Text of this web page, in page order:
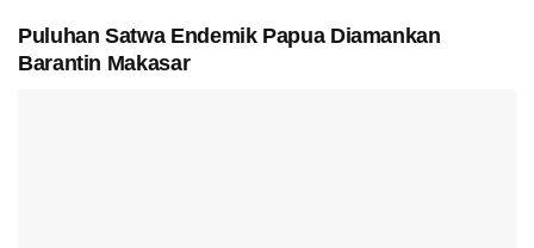
Puluhan Satwa Endemik Papua Diamankan
Barantin Makasar